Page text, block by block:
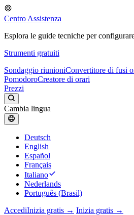
Centro Assistenza
Esplora le guide tecniche per
Strumenti gratuiti
Sondaggio riunioniConvertitore di fusi
PomodoroCreatore di orari
Prezzi
Cambia lingua
Deutsch
English
Español
Français
Italiano
Nederlands
Português (Brasil)
AccediInizia gratis → Inizia gratis →